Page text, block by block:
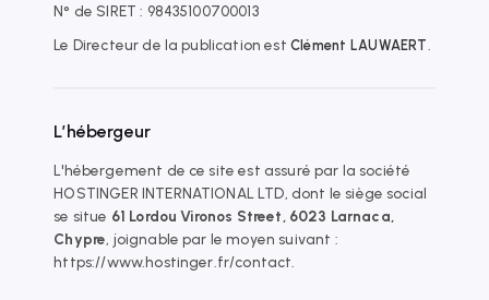
N° de SIRET : 98435100700013
Le Directeur de la publication est Clément LAUWAERT
L’hébergeur
L'hébergement de ce site est assuré par la société
HOSTINGER INTERNATIONAL LTD, dont le siège social
se situe 61 Lordou Vironos Street, 6023 Larnaca,
Chypre, joignable par le moyen suivant :
https://www.hostinger.fr/contact.